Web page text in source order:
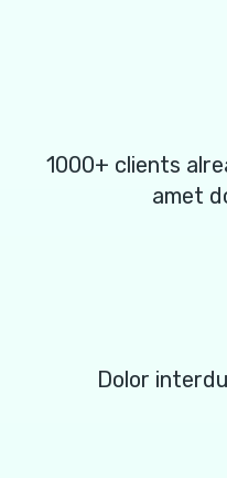
1000+ clients
amet
Dolor